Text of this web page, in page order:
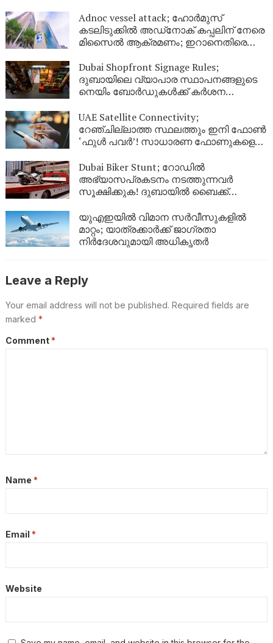
Adnoc vessel attack; ഹോർമുസ്
കടലിടുക്കിൽ അഡ്‌നോക് കപ്പലിന് നേരെ
മിസൈൽ ആക്രമണം; ഇറാനെതിരെ
Dubai Shopfront Signage Rules;
ദുബായിലെ വ്യാപാര സ്ഥാപനങ്ങളുടെ
നെയിം ബോർഡുകൾക്ക് കർശന
UAE Satellite Connectivity;
റേഞ്ചില്ലാത്ത സ്ഥലത്തും ഇനി ഫോൺ
‘ഫുൾ പവർ’! സാധാരണ ഫോണുകളെ
യുഎഇയുടെ വിപ്ലവം
Dubai Biker Stunt; റോഡിൽ
അഭ്യാസപ്രകടനം നടത്തുന്നവർ
സൂക്ഷിക്കുക! ദുബായിൽ ബൈക്ക്
പോലീസ്
യുഎഇയിൽ വിമാന സർവീസുകളിൽ
മാറ്റം; യാത്രക്കാർക്ക് ജാഗ്രതാ
നിർദേശവുമായി അധികൃതർ
Leave a Reply
Your email address will not be published. Required fields are
marked *
Comment *
Name *
Email *
Website